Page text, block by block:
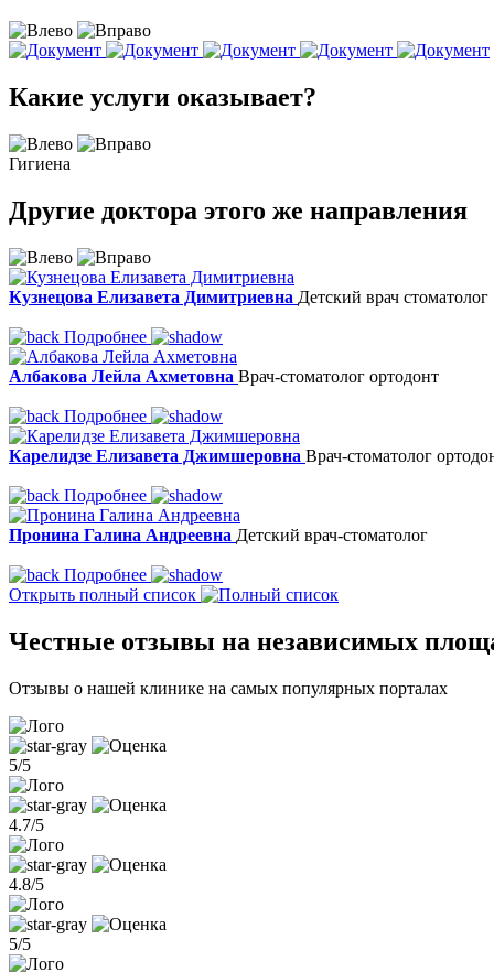
Какие услуги оказывает?
Гигиена
Другие доктора этого же направления
Кузнецова Елизавета Димитриевна Детский врач стоматолог
Подробнее
Албакова Лейла Ахметовна Врач-стоматолог ортодонт
Подробнее
Карелидзе Елизавета Джимшеровна Врач-стоматолог
Подробнее
Пронина Галина Андреевна Детский врач-стоматолог
Подробнее
Открыть полный список
Честные отзывы на независимых
Отзывы о нашей клинике на самых популярных порталах
5/5
4.7/5
4.8/5
5/5